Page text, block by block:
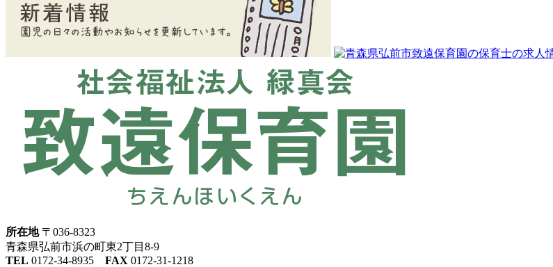
所在地〒036-8323
青森県弘前市浜の町東2丁目8-9
TEL 0172-34-8935 FAX 0172-31-1218